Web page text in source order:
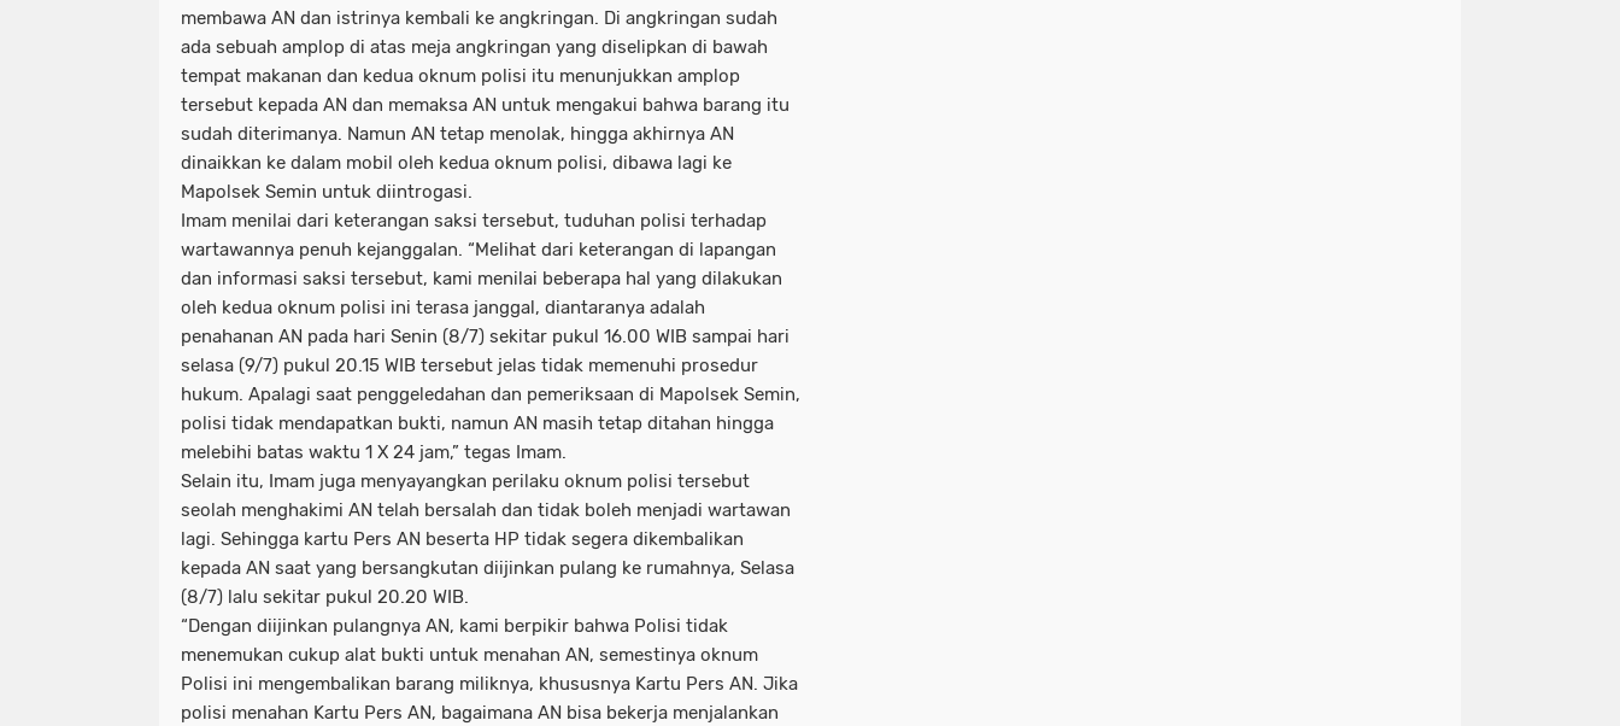
membawa AN dan istrinya kembali ke angkringan. Di angkringan sudah
ada sebuah amplop di atas meja angkringan yang diselipkan di bawah
tempat makanan dan kedua oknum polisi itu menunjukkan amplop
tersebut kepada AN dan memaksa AN untuk mengakui bahwa barang itu
sudah diterimanya. Namun AN tetap menolak, hingga akhirnya AN
dinaikkan ke dalam mobil oleh kedua oknum polisi, dibawa lagi ke
Mapolsek Semin untuk diintrogasi.
Imam menilai dari keterangan saksi tersebut, tuduhan polisi terhadap
wartawannya penuh kejanggalan. “Melihat dari keterangan di lapangan
dan informasi saksi tersebut, kami menilai beberapa hal yang dilakukan
oleh kedua oknum polisi ini terasa janggal, diantaranya adalah
penahanan AN pada hari Senin (8/7) sekitar pukul 16.00 WIB sampai hari
selasa (9/7) pukul 20.15 WIB tersebut jelas tidak memenuhi prosedur
hukum. Apalagi saat penggeledahan dan pemeriksaan di Mapolsek Semin,
polisi tidak mendapatkan bukti, namun AN masih tetap ditahan hingga
melebihi batas waktu 1 X 24 jam,” tegas Imam.
Selain itu, Imam juga menyayangkan perilaku oknum polisi tersebut
seolah menghakimi AN telah bersalah dan tidak boleh menjadi wartawan
lagi. Sehingga kartu Pers AN beserta HP tidak segera dikembalikan
kepada AN saat yang bersangkutan diijinkan pulang ke rumahnya, Selasa
(8/7) lalu sekitar pukul 20.20 WIB.
“Dengan diijinkan pulangnya AN, kami berpikir bahwa Polisi tidak
menemukan cukup alat bukti untuk menahan AN, semestinya oknum
Polisi ini mengembalikan barang miliknya, khususnya Kartu Pers AN. Jika
polisi menahan Kartu Pers AN, bagaimana AN bisa bekerja menjalankan